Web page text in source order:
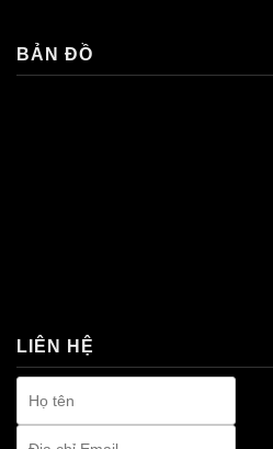
BẢN ĐỒ
LIÊN HỆ